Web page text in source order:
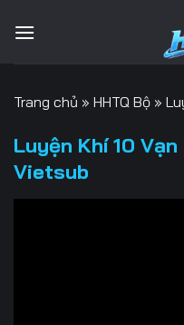
qua
Trang chủ » HHTQ Bộ »
Luyện Khí 10
Vietsub